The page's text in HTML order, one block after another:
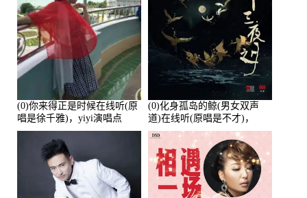
(0)你来得正是时候在线听(原
唱是徐千雅)，yiyi演唱点
播:21991次
(0)化身孤岛的鲸(男女双声
道)在线听(原唱是不才)，
HGBai演唱点播:19428次